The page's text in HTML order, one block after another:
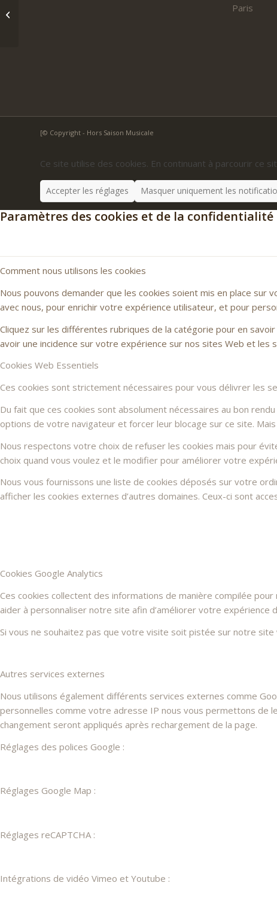
Paris
[© Copyright - Hors Saison Musicale
Ce site utilise des cookies. En continuant à parcourir ce
Accepter les réglages Masquer uniquement les
Paramètres des cookies et de la confidentialité
Comment nous utilisons les cookies
Nous pouvons demander que les cookies soient mis en place
avec nous, pour enrichir votre expérience utilisateur, et pour
Cliquez sur les différentes rubriques de la catégorie pour en
avoir une incidence sur votre expérience sur nos sites Web et les
Cookies Web Essentiels
Ces cookies sont strictement nécessaires pour vous délivrer les
Du fait que ces cookies sont absolument nécessaires au bon
options de votre navigateur et forcer leur blocage sur ce site.
Nous respectons votre choix de refuser les cookies mais pour
choix quand vous voulez et le modifier pour améliorer votre
Nous vous fournissons une liste de cookies déposés sur votre
afficher les cookies externes d’autres domaines. Ceux-ci sont
Cookies Google Analytics
Ces cookies collectent des informations de manière compilée
aider à personnaliser notre site afin d’améliorer votre expérience
Si vous ne souhaitez pas que votre visite soit pistée sur notre
Autres services externes
Nous utilisons également différents services externes comme
personnelles comme votre adresse IP nous vous permettons de
changement seront appliqués après rechargement de la page.
Réglages des polices Google :
Réglages Google Map :
Réglages reCAPTCHA :
Intégrations de vidéo Vimeo et Youtube :